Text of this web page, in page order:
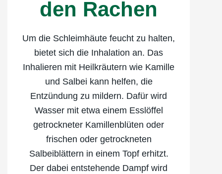
den Rachen
Um die Schleimhäute feucht zu halten,
bietet sich die Inhalation an. Das
Inhalieren mit Heilkräutern wie Kamille
und Salbei kann helfen, die
Entzündung zu mildern. Dafür wird
Wasser mit etwa einem Esslöffel
getrockneter Kamillenblüten oder
frischen oder getrockneten
Salbeiblättern in einem Topf erhitzt.
Der dabei entstehende Dampf wird